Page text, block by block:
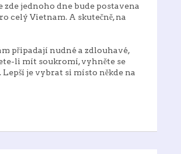
zde jednoho dne bude postavena
celý Vietnam. A skutečně, na
připadají nudné a zdlouhavé,
li mít soukromí, vyhněte se
je vybrat si místo někde na